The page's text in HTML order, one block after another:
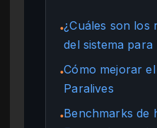
●¿Cuáles son los
del sistema para
●Cómo mejorar
Paralives
●Benchmarks de